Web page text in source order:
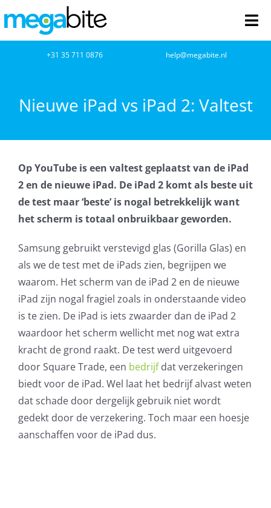
naar
inhoud
Cloud Computing
VOIP
Microsoft NCE
AVG
Office365
Glasvezelverbindingen
Microsoft software licenties
SLA overeenkomsten
+31 35 711 0876 help@megabite.nl
Nieuwe iPad vs iPad 2: Valtest
Op YouTube is een valtest geplaatst van de iPad
2 en de nieuwe iPad. De iPad 2 komt als beste uit
de test maar ‘beste’ is nogal betrekkelijk want
het scherm is totaal onbruikbaar geworden.
Samsung gebruikt verstevigd glas (Gorilla Glas) en
als we de test met de iPads zien, begrijpen we
waarom. Het scherm van de iPad 2 en de nieuwe
iPad zijn nogal fragiel zoals in onderstaande video
is te zien. De iPad is iets zwaarder dan de iPad 2
waardoor het scherm wellicht met nog wat extra
kracht de grond raakt. De test werd uitgevoerd
door Square Trade, een bedrijfdat verzekeringen
biedt voor de iPad. Wel laat het bedrijf alvast weten
dat schade door dergelijk gebruik niet wordt
gedekt door de verzekering. Toch maar een hoesje
aanschaffen voor de iPad dus.